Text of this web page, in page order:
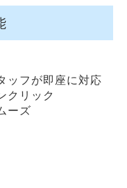
ッフが即座に対応
クリック
ーズ